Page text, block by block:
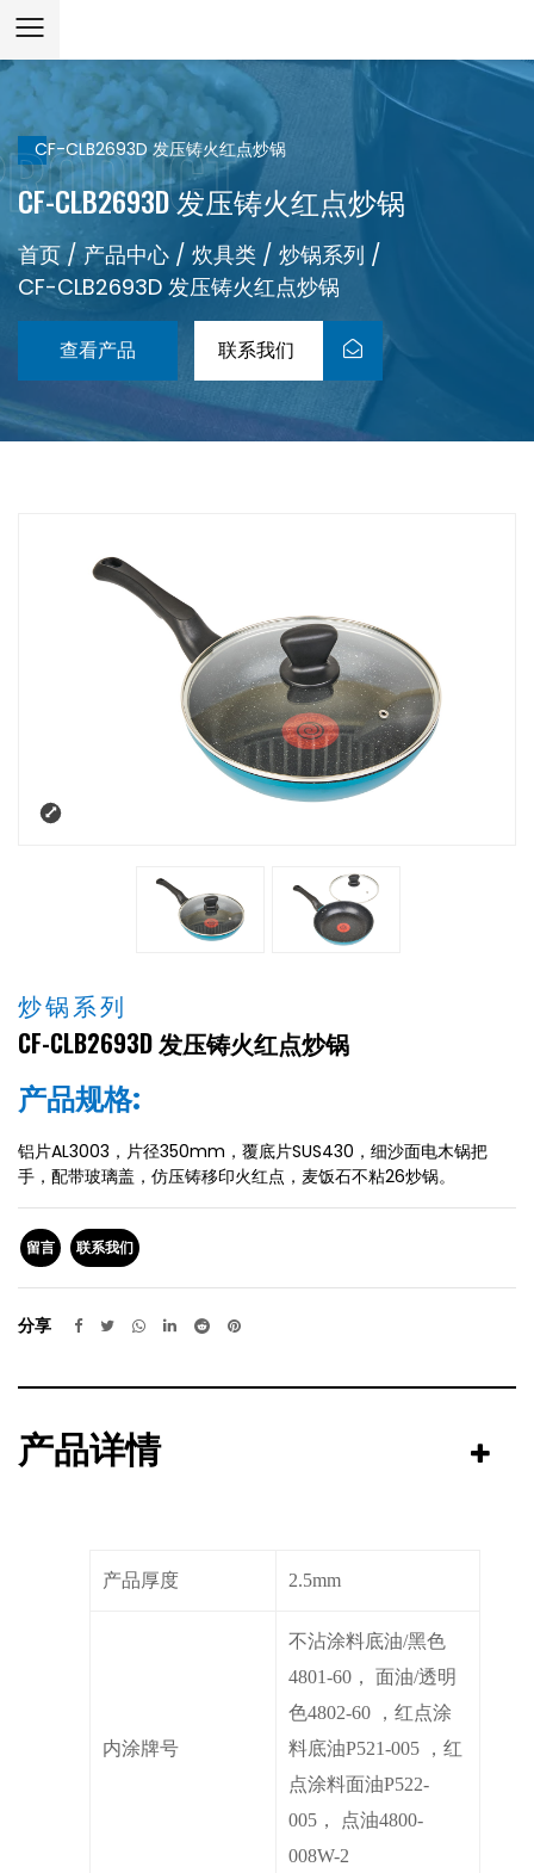
CF-CLB2693D 发压铸火红点炒锅
CF-CLB2693D 发压铸火红点炒锅
首页 / 产品中心 / 炊具类 / 炒锅系列 /
CF-CLB2693D 发压铸火红点炒锅
查看产品 联系我们
炒锅系列
CF-CLB2693D 发压铸火红点炒锅
产品规格:
铝片AL3003，片径350mm，覆底片SUS430，细沙面电木锅把
手，配带玻璃盖，仿压铸移印火红点，麦饭石不粘26炒锅。
留言 联系我们
分享
产品详情
产品厚度 2.5mm
内涂牌号
不沾涂料底油/黑色
4801-60， 面油/透明
色4802-60 ，红点涂
料底油P521-005 ，红
点涂料面油P522-
005， 点油4800-
008W-2